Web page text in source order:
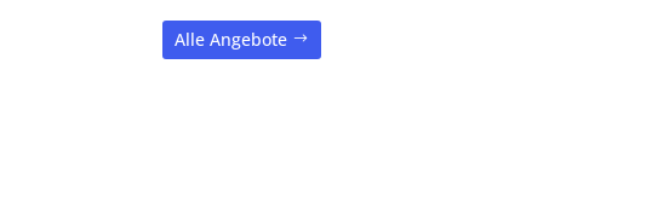
Alle Angebote